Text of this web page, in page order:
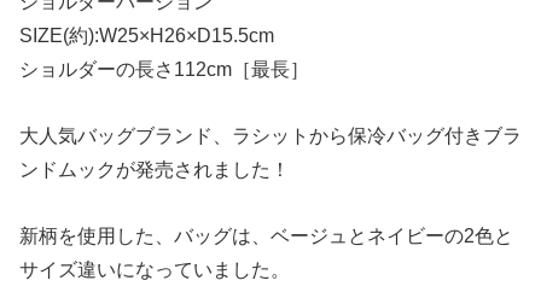
SIZE(約):W25×H26×D15.5cm
ショルダーの長さ112cm［最長］
大人気バッグブランド、ラシットから保冷バッグ付きブラ
ンドムックが発売されました！
新柄を使用した、バッグは、ベージュとネイビーの2色と
サイズ違いになっていました。